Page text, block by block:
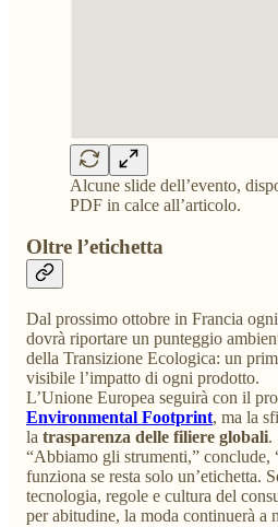
Alcune slide dell’evento,
PDF in calce all’articolo.
Oltre l’etichetta
Dal prossimo ottobre in Francia
dovrà riportare un punteggio
della Transizione Ecologica: un
visibile l’impatto di ogni prodotto.
L’Unione Europea seguirà con il
Environmental Footprint, ma la
la trasparenza delle filiere globali.
“Abbiamo gli strumenti,” conclude,
funziona se resta solo un’etichetta.
tecnologia, regole e cultura del
per abitudine, la moda continuerà a